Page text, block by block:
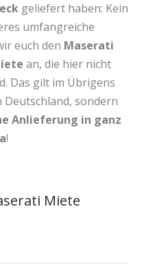
geliefert haben: Kein
umfangreiche
euch den Maserati
an, die hier nicht
Das gilt im Übrigens
sondern
Anlieferung in ganz
!
Miete